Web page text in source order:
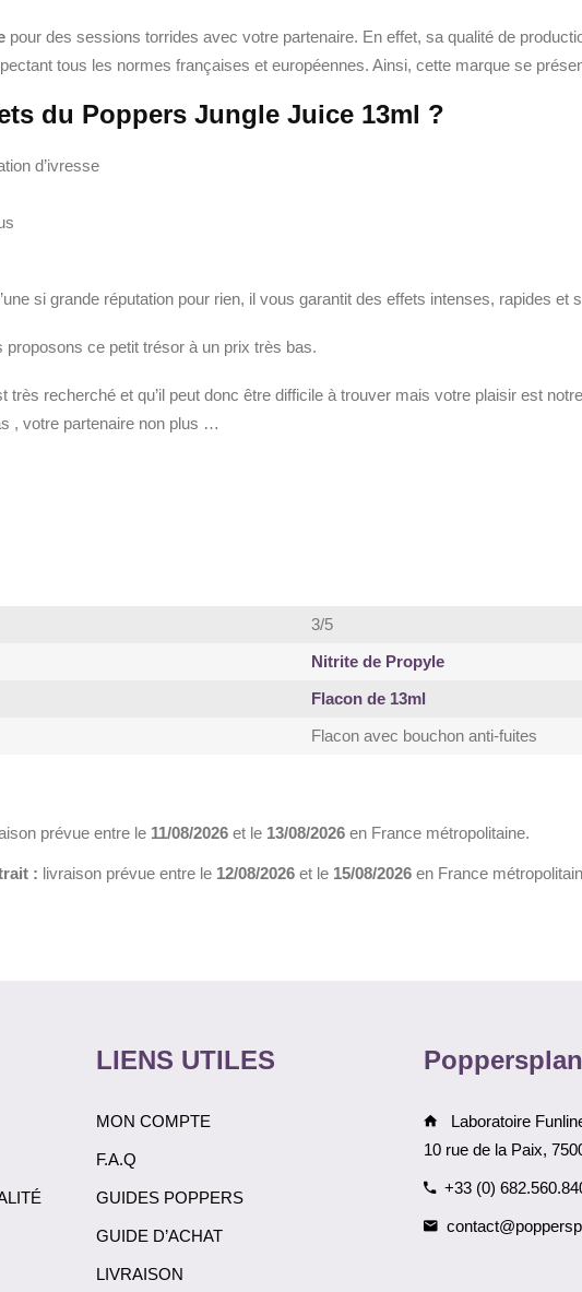
pour des sessions torrides avec votre partenaire. En effet, sa qualité de
tous les normes françaises et européennes. Ainsi, cette marque se
du Poppers Jungle Juice 13ml ?
d’ivresse
si grande réputation pour rien, il vous garantit des effets intenses, rapides et
ce petit trésor à un prix très bas.
très recherché et qu’il peut donc être difficile à trouver mais votre plaisir est
, votre partenaire non plus …
3/5
Nitrite de Propyle
Flacon de 13ml
Flacon avec bouchon anti-fuites
prévue entre le 11/08/2026 et le 13/08/2026 en France métropolitaine.
: livraison prévue entre le 12/08/2026 et le 15/08/2026 en France
LIENS UTILES
MON COMPTE
F.A.Q
GUIDES POPPERS
GUIDE D’ACHAT
LIVRAISON
Laboratoire
10 rue de la Paix,
+33 (0)